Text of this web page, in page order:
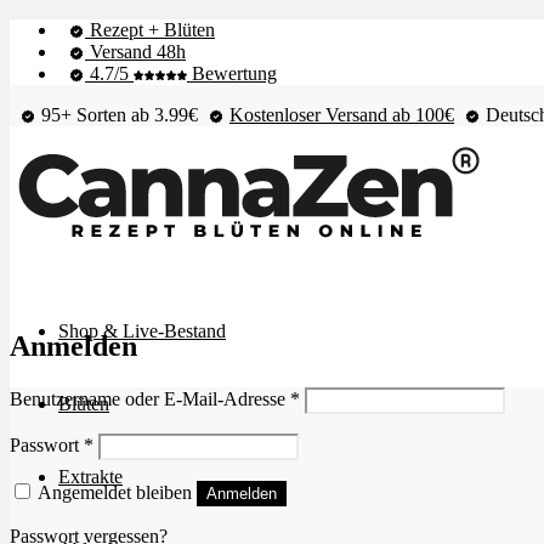
Rezept + Blüten
Versand 48h
4.7/5
Bewertung
95+ Sorten ab 3.99€
Kostenloser Versand ab 100€
Shop & Live-Bestand
Blüten
Extrakte
Anmelden
Benutzername oder E-Mail-Adresse * Erforderlich
Passwort * Erforderlich
Angemeldet bleiben Anmelden
Passwort vergessen?